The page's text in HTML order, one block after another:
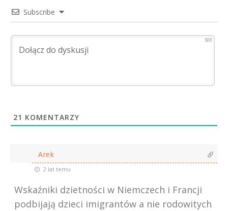
Subscribe
500
21 KOMENTARZY
Arek
2 lat temu
Wskaźniki dzietności w Niemczech i Francji
podbijają dzieci imigrantów a nie rodowitych